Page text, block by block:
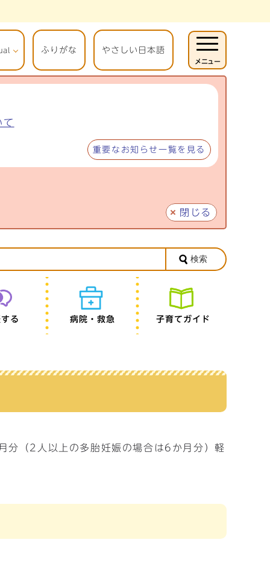
て
重要なお知らせ一覧を見る
閉じる
ふりがな やさしい日本語
メニュー
検索
る 病院・救急 子育てガイド
分（2人以上の多胎妊娠の場合は6か月分）軽